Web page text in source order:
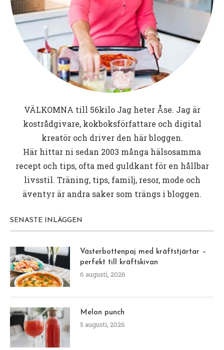
VÄLKOMNA till 56kiloJag heter Åse. Jag är
kostrådgivare, kokboksförfattare och digital
kreatör och driver den här bloggen.
Här hittar ni sedan 2003 många hälsosamma
recept och tips, ofta med guldkant för en hållbar
livsstil. Träning, tips, familj, resor, mode och
äventyr är andra saker som trängs i bloggen.
SENASTE INLÄGGEN
Västerbottenpaj med kräftstjärtar –
perfekt till kräftskivan
6 augusti, 2026
Melon punch
5 augusti, 2026